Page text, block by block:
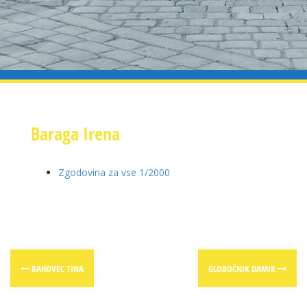
Baraga Irena
Zgodovina za vse 1/2000
Post
navigation
BAHOVEC TINA GLOBOČNIK DAMIR